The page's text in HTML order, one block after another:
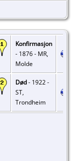
Konfirmasjon
- 1876 - MR,
Molde
Død- 1922 -
ST,
Trondheim